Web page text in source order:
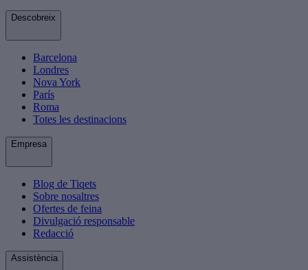
Descobreix
Barcelona
Londres
Nova York
París
Roma
Totes les destinacions
Empresa
Blog de Tiqets
Sobre nosaltres
Ofertes de feina
Divulgació responsable
Redacció
Assistència